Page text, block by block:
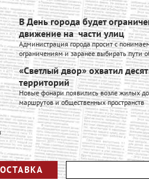
В День города будет
движение на части улиц
Администрация города просит с
ограничениям и заранее выбирать пути
«Светлый двор» охватил
территорий
Новые фонари появились возле жилых
маршрутов и общественных пространств